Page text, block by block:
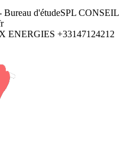
Bureau d'étudeSPL CONSEIL
ENERGIES +33147124212